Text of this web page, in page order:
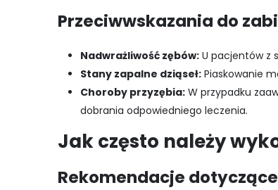
Przeciwwskazania do
Nadwrażliwość zębów: U pacjentów z
Stany zapalne dziąseł: Piaskowanie
Choroby przyzębia: W przypadku
dobrania odpowiedniego leczenia.
Jak często należy
Rekomendacje